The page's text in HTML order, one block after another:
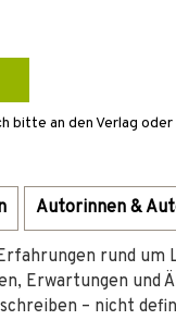
bitte an den Verlag oder
Autorinnen &
rund um
Erwartungen und
– nicht